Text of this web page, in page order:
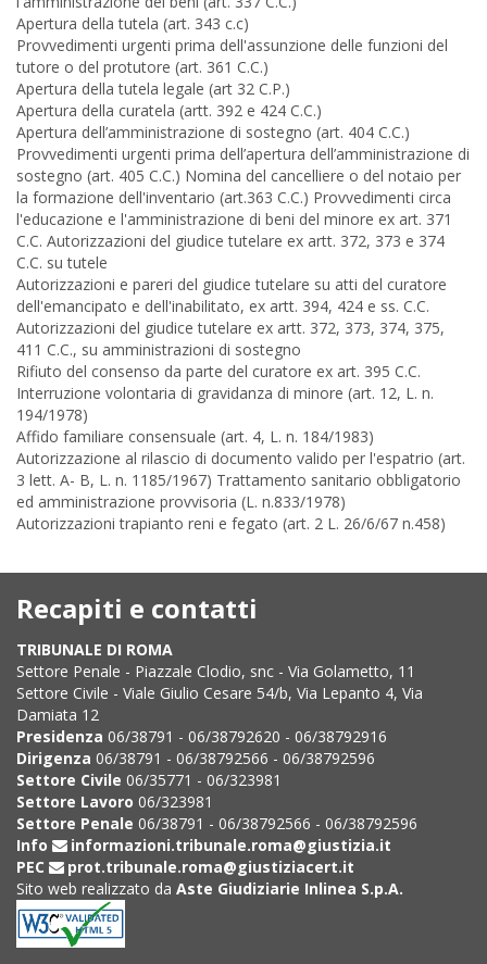
Apertura della tutela (art. 343 c.c)
Provvedimenti urgenti prima dell'assunzione delle funzioni del
tutore o del protutore (art. 361 C.C.)
Apertura della tutela legale (art 32 C.P.)
Apertura della curatela (artt. 392 e 424 C.C.)
Apertura dell’amministrazione di sostegno (art. 404 C.C.)
Provvedimenti urgenti prima dell’apertura dell’amministrazione di
sostegno (art. 405 C.C.) Nomina del cancelliere o del notaio per
la formazione dell'inventario (art.363 C.C.) Provvedimenti circa
l'educazione e l'amministrazione di beni del minore ex art. 371
C.C. Autorizzazioni del giudice tutelare ex artt. 372, 373 e 374
C.C. su tutele
Autorizzazioni e pareri del giudice tutelare su atti del curatore
dell'emancipato e dell'inabilitato, ex artt. 394, 424 e ss. C.C.
Autorizzazioni del giudice tutelare ex artt. 372, 373, 374, 375,
411 C.C., su amministrazioni di sostegno
Rifiuto del consenso da parte del curatore ex art. 395 C.C.
Interruzione volontaria di gravidanza di minore (art. 12, L. n.
194/1978)
Affido familiare consensuale (art. 4, L. n. 184/1983)
Autorizzazione al rilascio di documento valido per l'espatrio (art.
3 lett. A- B, L. n. 1185/1967) Trattamento sanitario obbligatorio
ed amministrazione provvisoria (L. n.833/1978)
Autorizzazioni trapianto reni e fegato (art. 2 L. 26/6/67 n.458)
Recapiti e contatti
TRIBUNALE DI ROMA
Settore Penale - Piazzale Clodio, snc - Via Golametto, 11
Settore Civile - Viale Giulio Cesare 54/b, Via Lepanto 4, Via
Damiata 12
Presidenza 06/38791 - 06/38792620 - 06/38792916
Dirigenza 06/38791 - 06/38792566 - 06/38792596
Settore Civile 06/35771 - 06/323981
Settore Lavoro 06/323981
Settore Penale 06/38791 - 06/38792566 - 06/38792596
Info
informazioni.tribunale.roma@giustizia.it
PEC
prot.tribunale.roma@giustiziacert.it
Sito web realizzato da Aste Giudiziarie Inlinea S.p.A.